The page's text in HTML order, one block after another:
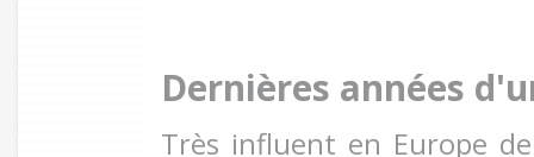
Dernières années
Très influent en Europe